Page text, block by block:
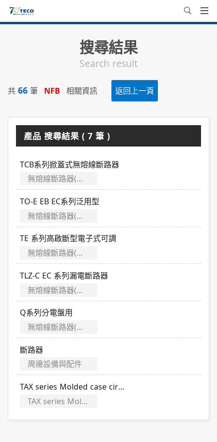
搜尋結果
Search result
共 66 筆 NFB 相關資訊 返回上一頁
產品 搜尋結果 ( 7 筆 )
TCB系列掀蓋式無熔線斷路器
無熔線斷路器(MCCB)／漏電斷路器(ELCB)
TO-E EB EC系列泛用型
無熔線斷路器(MCCB)／漏電斷路器(ELCB)
TE 系列高啟斷型電子式可調
無熔線斷路器(MCCB)／漏電斷路器(ELCB)
TLZ-C EC 系列漏電斷路器
無熔線斷路器(MCCB)／漏電斷路器(ELCB)
Q系列分電盤用
無熔線斷路器(MCCB)／漏電斷路器(ELCB)
斷路器
周邊設備與配件
TAX series Molded case circuit breakers
TAX series Molded case circuit breakers